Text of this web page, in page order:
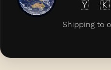
🇰🇿
Shipping to